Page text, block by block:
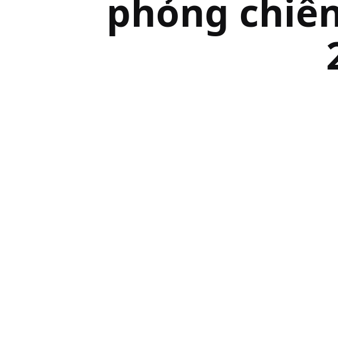
phỏng